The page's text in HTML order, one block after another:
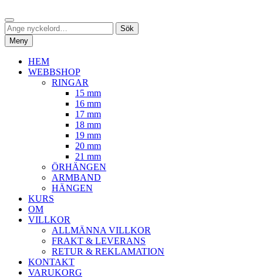
Hoppa
till
innehåll
Sök
Sök
efter:
Sök
Meny
HEM
WEBBSHOP
RINGAR
15 mm
16 mm
17 mm
18 mm
19 mm
20 mm
21 mm
ÖRHÄNGEN
ARMBAND
HÄNGEN
KURS
OM
VILLKOR
ALLMÄNNA VILLKOR
FRAKT & LEVERANS
RETUR & REKLAMATION
KONTAKT
VARUKORG